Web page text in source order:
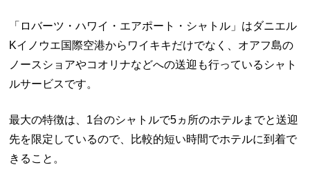
「ロバーツ・ハワイ・エアポート・シャトル」はダニエル
Kイノウエ国際空港からワイキキだけでなく、オアフ島の
ノースショアやコオリナなどへの送迎も行っているシャト
ルサービスです。
最大の特徴は、1台のシャトルで5ヵ所のホテルまでと送迎
先を限定しているので、比較的短い時間でホテルに到着で
きること。